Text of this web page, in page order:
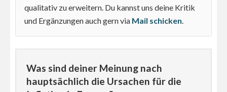
qualitativ zu erweitern. Du kannst uns deine Kritik
und Ergänzungen auch gern via Mail schicken.
Was sind deiner Meinung nach
hauptsächlich die Ursachen für die